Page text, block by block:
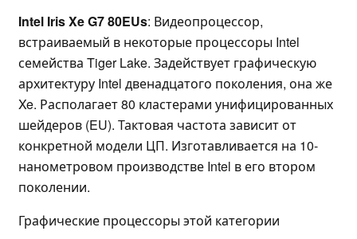
Intel Iris Xe G7 80EUs: Видеопроцессор,
встраиваемый в некоторые процессоры Intel
семейства Tiger Lake. Задействует графическую
архитектуру Intel двенадцатого поколения, она же
Xe. Располагает 80 кластерами унифицированных
шейдеров (EU). Тактовая частота зависит от
конкретной модели ЦП. Изготавливается на 10-
нанометровом производстве Intel в его втором
поколении.
Графические процессоры этой категории